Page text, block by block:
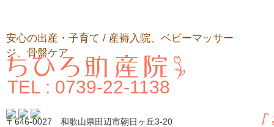
安心の出産・子育て / 産褥入院、ベビーマッサー
ジ、骨盤ケア
TEL : 0739-22-1138
〒646-0027 和歌山県田辺市朝日ヶ丘3-20